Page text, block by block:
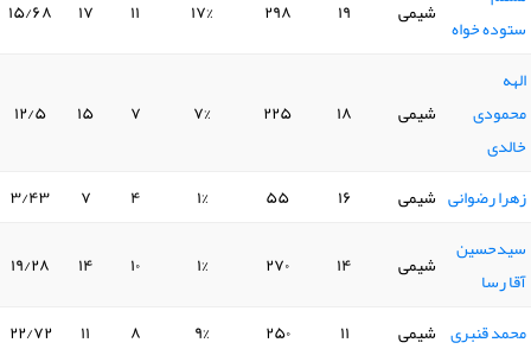
۱۵/۶۸ ۱۷ ۱۱ ۱۷% ۲۹۸ ۱۹ شیمی ستوده خواه
۱۲/۵ ۱۵ ۷ ۷% ۲۲۵ ۱۸ شیمی
الهه
محمودی
خالدی
۳/۴۳
۷ ۴ ۱% ۵۵ ۱۶ شیمی زهرا رضوانی
۱۹/۲۸ ۱۴ ۱۰ ۱% ۲۷۰ ۱۴ شیمی
سیدحسین
آقا رسا
۲۲/۷۲
۱۱ ۸ ۹% ۲۵۰ ۱۱ شیمی محمد قنبری